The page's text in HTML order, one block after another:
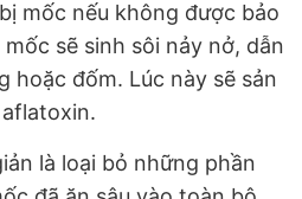
mốc nếu không được bảo
sẽ sinh sôi nảy nở, dẫn
hoặc đốm. Lúc này sẽ sản
là loại bỏ những phần